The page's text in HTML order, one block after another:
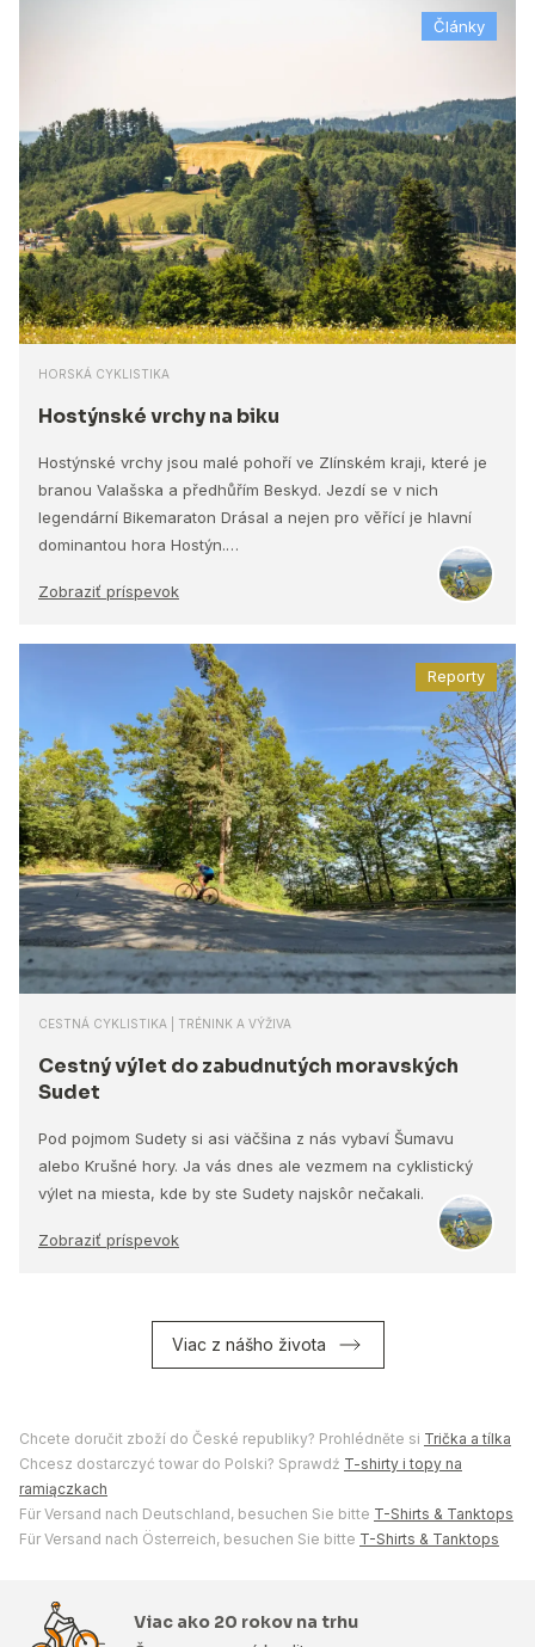
Články
HORSKÁ CYKLISTIKA
Hostýnské vrchy na biku
Hostýnské vrchy jsou malé pohoří ve Zlínském kraji, které je
branou Valašska a předhůřím Beskyd. Jezdí se v nich
legendární Bikemaraton Drásal a nejen pro věřící je hlavní
dominantou hora Hostýn.…
Zobraziť príspevok
Reporty
CESTNÁ CYKLISTIKA | TRÉNINK A VÝŽIVA
Cestný výlet do zabudnutých moravských
Sudet
Pod pojmom Sudety si asi väčšina z nás vybaví Šumavu
alebo Krušné hory. Ja vás dnes ale vezmem na cyklistický
výlet na miesta, kde by ste Sudety najskôr nečakali.
Zobraziť príspevok
Viac z nášho života
Chcete doručit zboží do České republiky? Prohlédněte si Trička a tílka
Chcesz dostarczyć towar do Polski? Sprawdź T-shirty i topy na
ramiączkach
Für Versand nach Deutschland, besuchen Sie bitte T-Shirts & Tanktops
Für Versand nach Österreich, besuchen Sie bitte T-Shirts & Tanktops
Viac ako 20 rokov na trhu